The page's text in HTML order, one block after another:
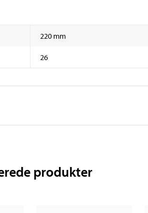
220 mm
26
produkter